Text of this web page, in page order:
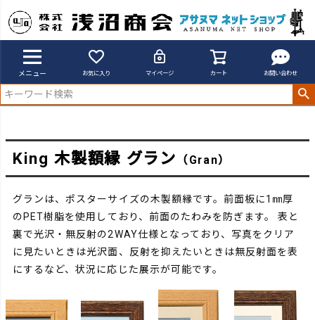
メニュー お気に入り マイページ カート お問い合わせ
アサヌマネットショップ
King 木製額縁 グラン （Gran）
グランは、ポスターサイズの木製額縁です。前面板に1㎜厚
のPET樹脂を使用しており、前面のたわみを防ぎます。
表と
裏で光沢・無反射の2WAY仕様となっており、写真をクリア
に見たいときは光沢面、反射を抑えたいときは無反射面を表
にするなど、状況に応じた展示が可能です。